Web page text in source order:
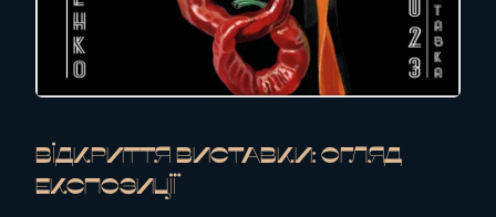
Відкриття виставки: огляд
експозиції